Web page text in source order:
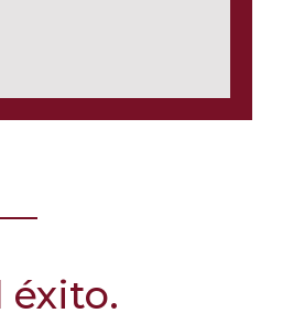
éxito.